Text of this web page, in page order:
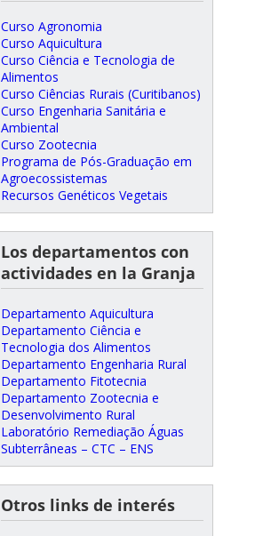
Curso Agronomia
Curso Aquicultura
Curso Ciência e Tecnologia de
Alimentos
Curso Ciências Rurais (Curitibanos)
Curso Engenharia Sanitária e
Ambiental
Curso Zootecnia
Programa de Pós-Graduação em
Agroecossistemas
Recursos Genéticos Vegetais
Los departamentos con
actividades en la Granja
Departamento Aquicultura
Departamento Ciência e
Tecnologia dos Alimentos
Departamento Engenharia Rural
Departamento Fitotecnia
Departamento Zootecnia e
Desenvolvimento Rural
Laboratório Remediação Águas
Subterrâneas – CTC – ENS
Otros links de interés